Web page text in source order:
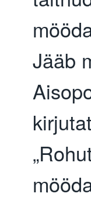
Jääb